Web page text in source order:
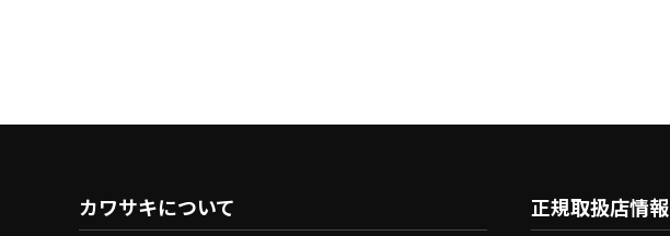
カワサキについて 正規取扱店情報